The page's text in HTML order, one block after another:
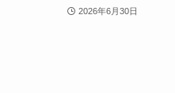
2026年6月30日